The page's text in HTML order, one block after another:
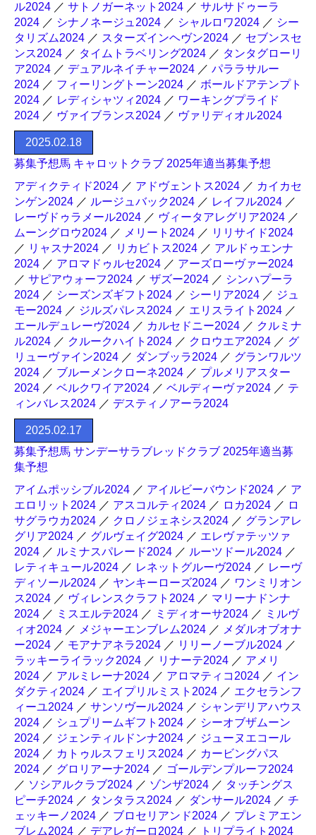
ル2024 ／ サトノガーネット2024 ／ サルサドゥーラ
2024 ／ シナノネージュ2024 ／ シャルロワ2024 ／ シー
タリズム2024 ／ スターズインヘヴン2024 ／ セブンスセ
ンス2024 ／ タイムトラベリング2024 ／ タンタグローリ
ア2024 ／ デュアルネイチャー2024 ／ パララサルー
2024 ／ フィーリングトーン2024 ／ ボールドアテンプト
2024 ／ レディシャツィ2024 ／ ワーキングプライド
2024 ／ ヴァイブランス2024 ／ ヴァリディオル2024
2025.02.18
募集予想馬 キャロットクラブ 2025年適当募集予想
アディクティド2024 ／ アドヴェントス2024 ／ カイカセ
ンゲン2024 ／ ルージュバック2024 ／ レイフル2024 ／
レーヴドゥラメール2024 ／ ヴィータアレグリア2024 ／
ムーングロウ2024 ／ メリート2024 ／ リリサイド2024
／ リャスナ2024 ／ リカビトス2024 ／ アルドゥエンナ
2024 ／ アロマドゥルセ2024 ／ アーズローヴァー2024
／ サピアウォーフ2024 ／ ザズー2024 ／ シンハプーラ
2024 ／ シーズンズギフト2024 ／ シーリア2024 ／ ジュ
モー2024 ／ ジルズパレス2024 ／ エリスライト2024 ／
エールデュレーヴ2024 ／ カルセドニー2024 ／ クルミナ
ル2024 ／ クルークハイト2024 ／ クロウエア2024 ／ グ
リューヴァイン2024 ／ ダンブッラ2024 ／ グランワルツ
2024 ／ ブルーメンクローネ2024 ／ プルメリアスター
2024 ／ ベルクワイア2024 ／ ベルディーヴァ2024 ／ テ
ィンバレス2024 ／ デスティノアーラ2024
2025.02.17
募集予想馬 サンデーサラブレッドクラブ 2025年適当募
集予想
アイムポッシブル2024 ／ アイルビーバウンド2024 ／ ア
エロリット2024 ／ アスコルティ2024 ／ ロカ2024 ／ ロ
サグラウカ2024 ／ クロノジェネシス2024 ／ グランアレ
グリア2024 ／ グルヴェイグ2024 ／ エレヴァテッツァ
2024 ／ ルミナスパレード2024 ／ ルーツドール2024 ／
レティキュール2024 ／ レネットグルーヴ2024 ／ レーヴ
ディソール2024 ／ ヤンキーローズ2024 ／ ワンミリオン
ス2024 ／ ヴィレンスクラフト2024 ／ マリーナドンナ
2024 ／ ミスエルテ2024 ／ ミディオーサ2024 ／ ミルヴ
ィオ2024 ／ メジャーエンブレム2024 ／ メダルオブオナ
ー2024 ／ モアナアネラ2024 ／ リリーノーブル2024 ／
ラッキーライラック2024 ／ リナーテ2024 ／ アメリ
2024 ／ アルミレーナ2024 ／ アロマティコ2024 ／ イン
ダクティ2024 ／ エイプリルミスト2024 ／ エクセランフ
ィーユ2024 ／ サンソヴール2024 ／ シャンデリアハウス
2024 ／ シュプリームギフト2024 ／ シーオブザムーン
2024 ／ ジェンティルドンナ2024 ／ ジューヌエコール
2024 ／ カトゥルスフェリス2024 ／ カービングパス
2024 ／ グロリアーナ2024 ／ ゴールデンプルーフ2024
／ ソシアルクラブ2024 ／ ゾンザ2024 ／ タッチングス
ピーチ2024 ／ タンタラス2024 ／ ダンサール2024 ／ チ
ェッキーノ2024 ／ ブロセリアンド2024 ／ プレミアエン
ブレム2024 ／ デアレガーロ2024 ／ トリプライト2024